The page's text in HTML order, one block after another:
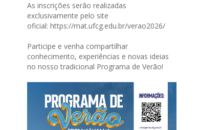
As inscrições serão realizadas
exclusivamente pelo site
oficial: https://mat.ufcg.edu.br/verao2026/
Participe e venha compartilhar
conhecimento, experiências e novas ideias
no nosso tradicional Programa de Verão!